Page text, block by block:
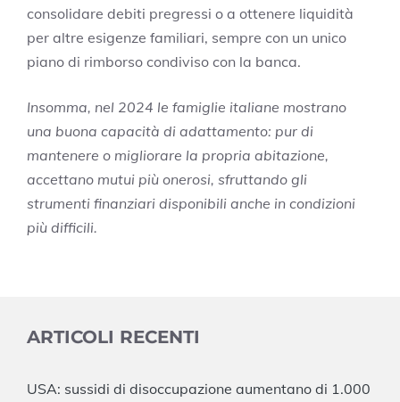
consolidare debiti pregressi o a ottenere liquidità
per altre esigenze familiari, sempre con un unico
piano di rimborso condiviso con la banca.
Insomma, nel 2024 le famiglie italiane mostrano
una buona capacità di adattamento: pur di
mantenere o migliorare la propria abitazione,
accettano mutui più onerosi, sfruttando gli
strumenti finanziari disponibili anche in condizioni
più difficili.
ARTICOLI RECENTI
USA: sussidi di disoccupazione aumentano di 1.000